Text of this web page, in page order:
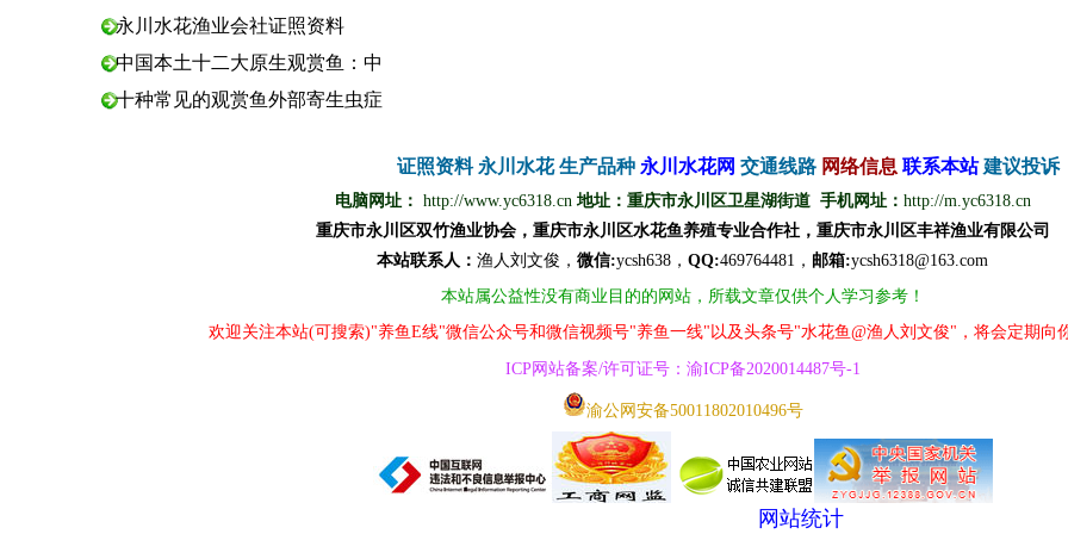
永川水花渔业会社证照资料
中国本土十二大原生观赏鱼：中
十种常见的观赏鱼外部寄生虫症
电脑网址： http://www.yc6318.cn 地址：重庆市永川区卫星湖街道 手机网址： http://m.yc6318.cn
重庆市永川区双竹渔业协会，重庆市永川区水花鱼养殖专业合作社，重庆市永川区丰祥渔业有限公司
本站联系人 ： 渔 人刘 文俊 ， 微信:ycsh638， QQ:469764481， 邮箱:ycsh6318@163.com
本站属公益性没有商业目的的网站，所载文章仅供个人学习参考！
欢迎关注本站(可搜索)"养鱼E线"微信公众号和微信视频号"养鱼一线"以及头条号"水花鱼@渔人刘文俊"，将会定期向
ICP网 站备案/许可证号： 渝ICP备2020014487号-1
渝公网安备50011802010496号
证照资料 永川水花 生产品种 永 川 水花网 交通线路 网络信息 联系本站 建议投诉
网站统计